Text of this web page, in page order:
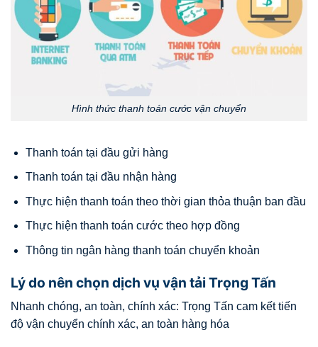
Hình thức thanh toán cước vận chuyển
Thanh toán tại đầu gửi hàng
Thanh toán tại đầu nhận hàng
Thực hiện thanh toán theo thời gian thỏa thuận ban đầu
Thực hiện thanh toán cước theo hợp đồng
Thông tin ngân hàng thanh toán chuyển khoản
Lý do nên chọn dịch vụ vận tải Trọng Tấn
Nhanh chóng, an toàn, chính xác: Trọng Tấn cam kết tiến
độ vận chuyển chính xác, an toàn hàng hóa